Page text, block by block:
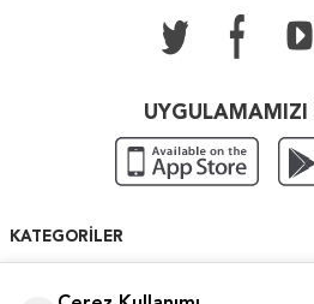
UYGULAMAMIZI
KATEGORILER